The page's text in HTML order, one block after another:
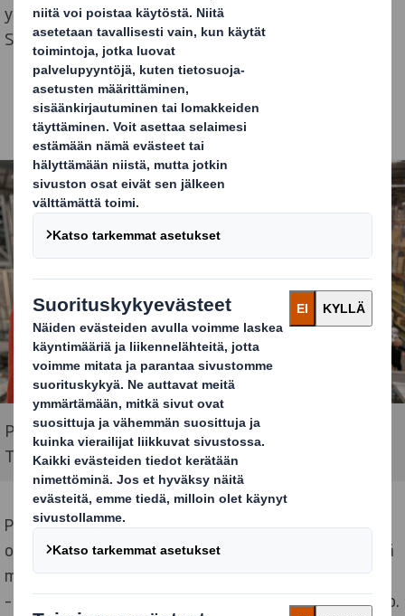
yrityksen toimitusjohtajana toimivan veljensä
Stefanin kanssa.
Pär Eriksson on IT- ja logistiikkapäällikkö perheyritys
Tura Scandinaviassa
Perustamisestaan lähtien 70-luvun puolivälissä yritys
on kehittynyt suuntaan, joka on kulkenut käsi kädessä
markkinoiden vaatimusten kanssa.
– Kaikki alkoi valokuvasta. Sitten valokuvasta tuli video.